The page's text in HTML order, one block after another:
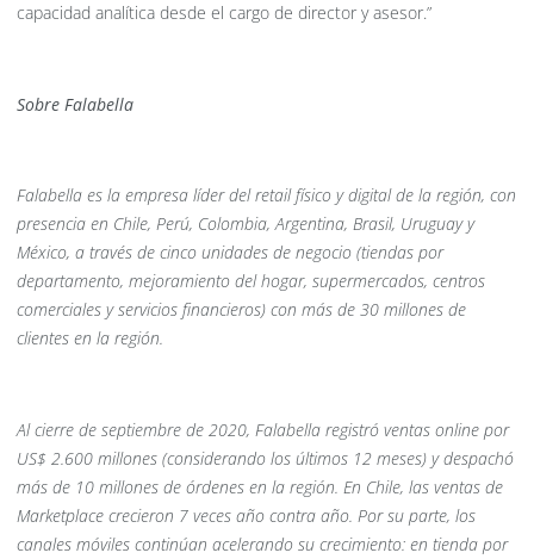
capacidadanalítica desde el cargo de director y asesor.”
Sobre Falabella
Falabella es la empresa líder del retail físico y digital de la región, con
presencia en Chile, Perú, Colombia, Argentina, Brasil, Uruguay y
México, a través de cinco unidades de negocio (tiendas por
departamento, mejoramiento del hogar, supermercados, centros
comerciales y servicios financieros) con más de 30 millones de
clientes en la región.
Al cierre de septiembre de 2020, Falabella registró ventas online por
US$ 2.600 millones (considerando los últimos 12 meses) y despachó
más de 10 millones de órdenes en la región. En Chile, las ventas de
Marketplace crecieron 7 veces año contra año. Por su parte, los
canales móviles continúan acelerando su crecimiento: en tienda por